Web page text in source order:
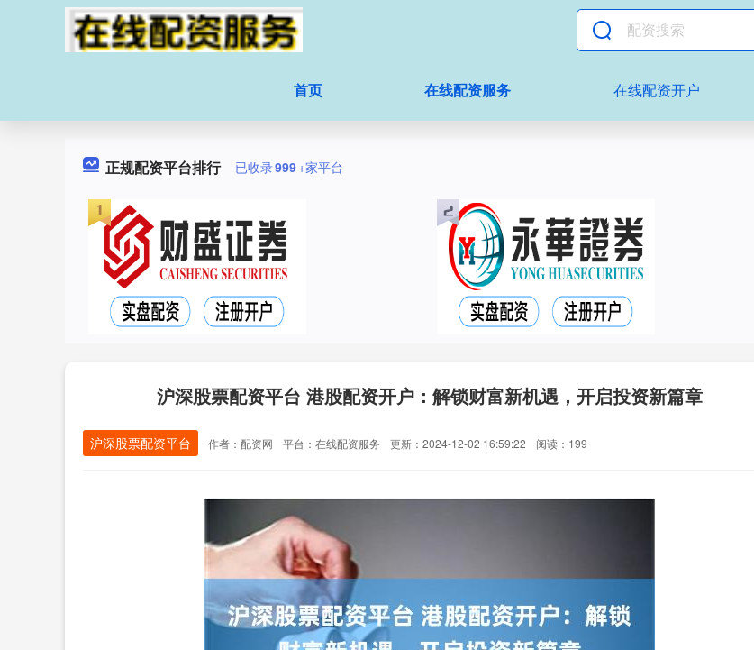
首页 在线配资服务 在线配资开户
正规配资平台排行 已收录999+家平台
沪深股票配资平台 港股配资开户：解锁财富新机遇，开启投资新篇章
沪深股票配资平台 作者：配资网 平台：在线配资服务 更新：2024-12-02 16:59:22 阅读：199